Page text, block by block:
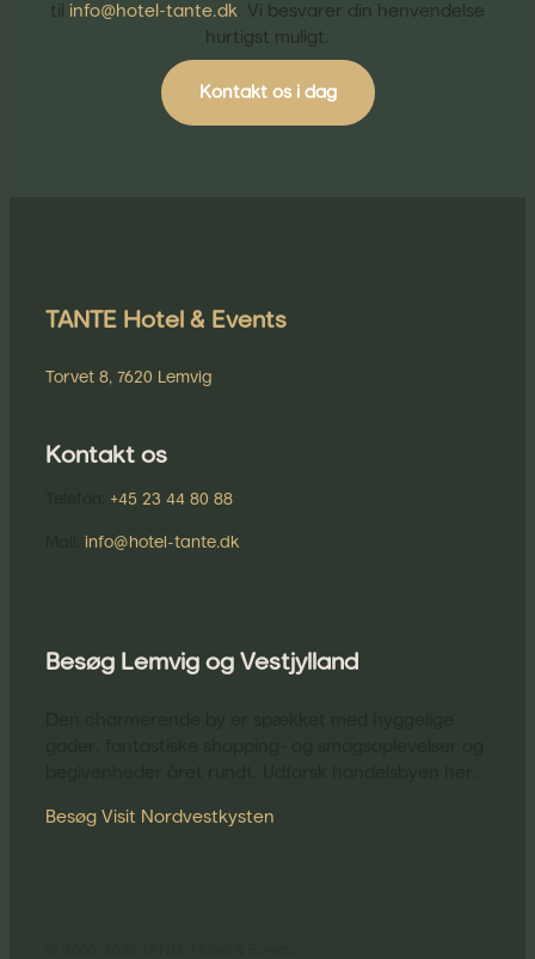
til info@hotel-tante.dk . Vi besvarer din henvendelse
hurtigst muligt.
Kontakt os i dag
TANTE Hotel & Events
Torvet 8, 7620 Lemvig
Kontakt os
+45 23 44 80 88
info@hotel-tante.dk
Besøg Lemvig og Vestjylland
Besøg Visit Nordvestkysten